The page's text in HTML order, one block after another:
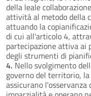
della leale
attività al metodo della
attuando la
di cui all'articolo 4,
partecipazione attiva ai
degli strumenti di
4. Nello svolgimento
governo del territorio,
assicurano